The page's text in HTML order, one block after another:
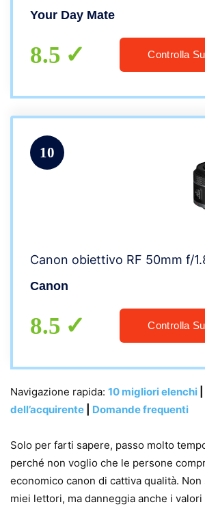
Sony, Sigma, Tamron,
Your Day Mate
8.5 Controlla
10
Canon obiettivo RF 50mm f/
Canon
8.5 Controlla
Navigazione rapida: 10 migliori elenchi
dell’acquirente
Domande frequenti
Solo per farti sapere, passo molto
perché non voglio che le persone
economico canon di cattiva qualità.
miei lettori, ma danneggia anche i